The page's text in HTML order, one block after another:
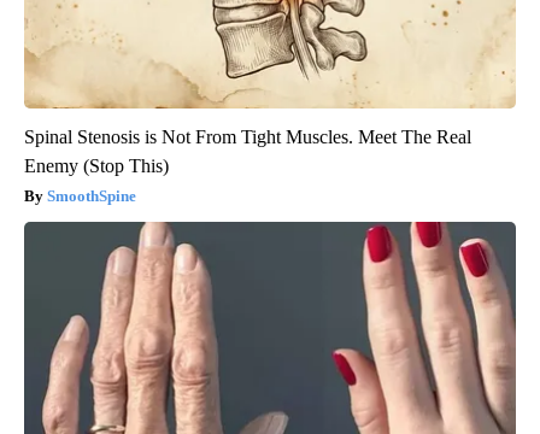
Spinal Stenosis is Not From Tight Muscles. Meet The Real
Enemy (Stop This)
SmoothSpine